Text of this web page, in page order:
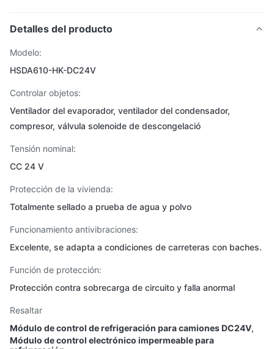
Detalles del producto
Modelo:
HSDA610-HK-DC24V
Controlar objetos:
Ventilador del evaporador, ventilador del condensador,
compresor, válvula solenoide de descongelació
Tensión nominal:
CC 24 V
Protección de la vivienda:
Totalmente sellado a prueba de agua y polvo
Funcionamiento antivibraciones:
Excelente, se adapta a condiciones de carreteras con baches.
Función de protección:
Protección contra sobrecarga de circuito y falla anormal
Resaltar
Módulo de control de refrigeración para camiones DC24V,
Módulo de control electrónico impermeable para